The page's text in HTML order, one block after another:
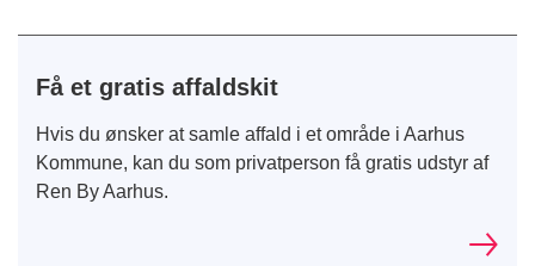
Få et gratis affaldskit
Hvis du ønsker at samle affald i et område i Aarhus
Kommune, kan du som privatperson få gratis udstyr af
Ren By Aarhus.